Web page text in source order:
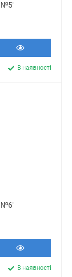
№5"
В наявності
№6"
В наявності